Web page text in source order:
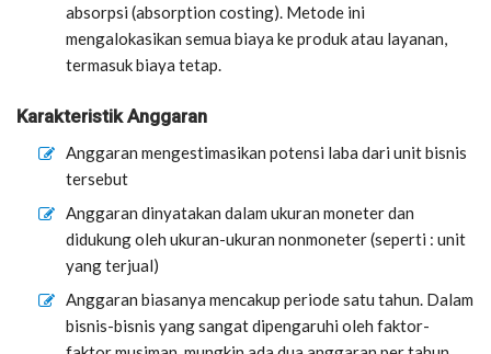
absorpsi (absorption costing). Metode ini
mengalokasikan semua biaya ke produk atau layanan,
termasuk biaya tetap.
Karakteristik Anggaran
Anggaran mengestimasikan potensi laba dari unit bisnis
tersebut
Anggaran dinyatakan dalam ukuran moneter dan
didukung oleh ukuran-ukuran nonmoneter (seperti : unit
yang terjual)
Anggaran biasanya mencakup periode satu tahun. Dalam
bisnis-bisnis yang sangat dipengaruhi oleh faktor-